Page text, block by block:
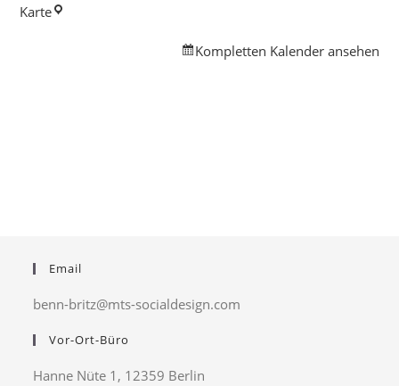
KarteFamilienpunkt
Kompletten Kalender ansehen
Email
benn-britz@mts-socialdesign.com
Vor-Ort-Büro
Hanne Nüte 1, 12359 Berlin